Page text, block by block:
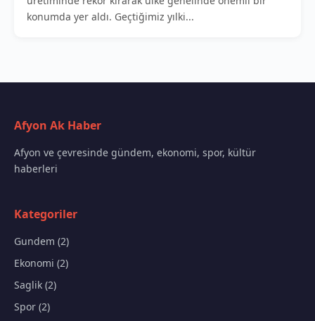
konumda yer aldı. Geçtiğimiz yılki...
Afyon Ak Haber
Afyon ve çevresinde gündem, ekonomi, spor, kültür
haberleri
Kategoriler
Gundem (2)
Ekonomi (2)
Saglik (2)
Spor (2)